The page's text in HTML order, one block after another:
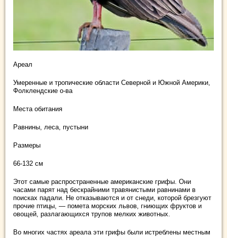
Ареал
Умеренные и тропические области Северной и Южной Америки,
Фолклендские о-ва
Места обитания
Равнины, леса, пустыни
Размеры
66-132 см
Этот самые распространенные американские грифы. Они
часами парят над бескрайними травянистыми равнинами в
поисках падали. Не отказываются и от снеди, которой брезгуют
прочие птицы, — помета морских львов, гниющих фруктов и
овощей, разлагающихся трупов мелких животных.
Во многих частях ареала эти грифы были истреблены местным